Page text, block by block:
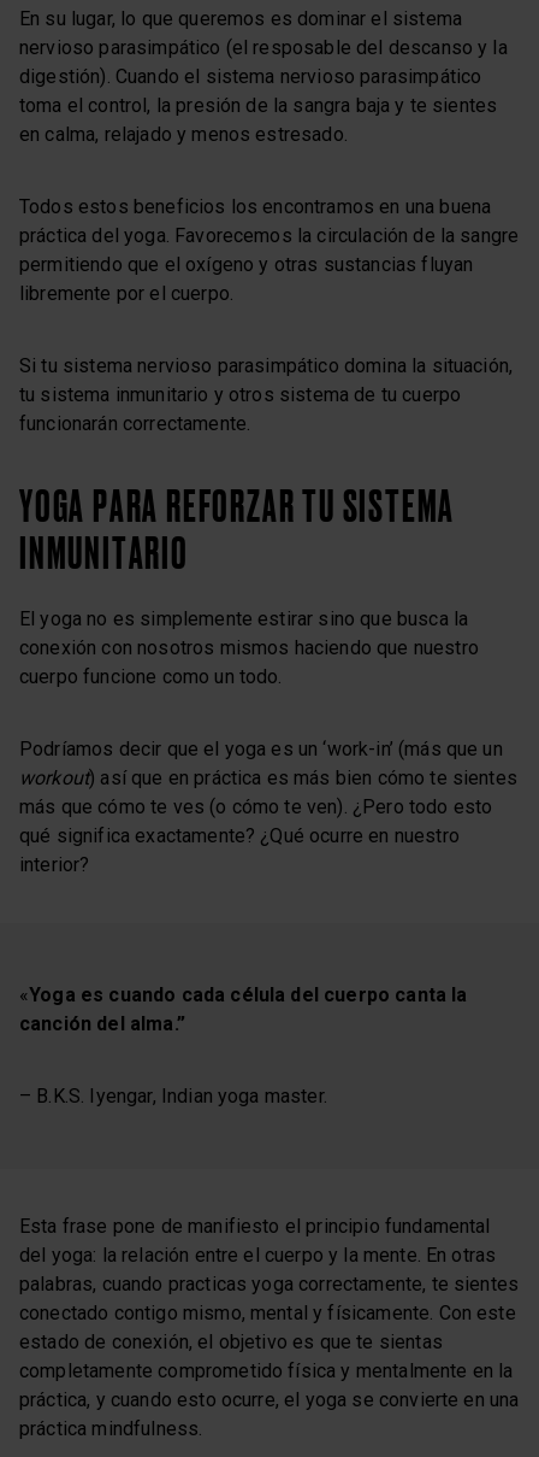
En su lugar, lo que queremos es dominar el sistema
nervioso parasimpático (el resposable del descanso y la
digestión). Cuando el sistema nervioso parasimpático
toma el control, la presión de la sangra baja y te sientes
en calma, relajado y menos estresado.
Todos estos beneficios los encontramos en una buena
práctica del yoga. Favorecemos la circulación de la sangre
permitiendo que el oxígeno y otras sustancias fluyan
libremente por el cuerpo.
Si tu sistema nervioso parasimpático domina la situación,
tu sistema inmunitario y otros sistema de tu cuerpo
funcionarán correctamente.
YOGA PARA REFORZAR TU SISTEMA
INMUNITARIO
El yoga no es simplemente estirar sino que busca la
conexión con nosotros mismos haciendo que nuestro
cuerpo funcione como un todo.
Podríamos decir que el yoga es un ‘work-in’ (más que un
workout) así que en práctica es más bien cómo te sientes
más que cómo te ves (o cómo te ven). ¿Pero todo esto
qué significa exactamente? ¿Qué ocurre en nuestro
interior?
«Yoga es cuando cada célula del cuerpo canta la
canción del alma.”
– B.K.S. Iyengar, Indian yoga master.
Esta frase pone de manifiesto el principio fundamental
del yoga: la relación entre el cuerpo y la mente. En otras
palabras, cuando practicas yoga correctamente, te sientes
conectado contigo mismo, mental y físicamente. Con este
estado de conexión, el objetivo es que te sientas
completamente comprometido física y mentalmente en la
práctica, y cuando esto ocurre, el yoga se convierte en una
práctica mindfulness.